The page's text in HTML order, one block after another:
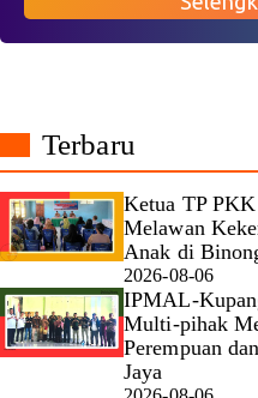
Terbaru
Ketua TP
Melawan
Anak di
2026-08-06
IPMAL-
Multi-pihak
Perempuan
Jaya